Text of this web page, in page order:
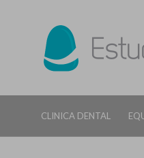
CLINICA DENTAL